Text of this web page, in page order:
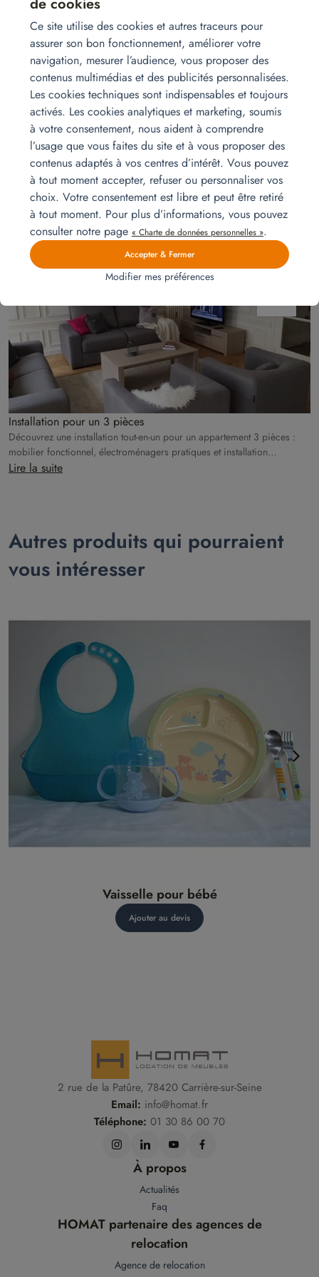
Installation pour un 4 pièces
Vivez l’essentiel dès votre arrivée : installation complète pour un
4 pièces par Homat, alliant confort, fonctionnalité et rapidité sans
compromis sur le style.
Lire la suite
Installation pour un 3 pièces
Découvrez une installation tout-en-un pour un appartement 3 pièces :
mobilier fonctionnel, électroménagers pratiques et installation
professionnelle pour un logement prêt à vivre.
Lire la suite
Autres produits qui pourraient
vous intéresser
Vaisselle pour bébé
Ajouter au devis
2 rue de la Patûre, 78420 Carrière-sur-Seine
Email: info@homat.fr
Téléphone: 01 30 86 00 70
À propos
Actualités
Faq
HOMAT partenaire des agences de
relocation
Agence de relocation
Ce site utilise des cookies et autres traceurs pour
assurer son bon fonctionnement, améliorer votre
navigation, mesurer l’audience, vous proposer des
contenus multimédias et des publicités personnalisées.
Les cookies techniques sont indispensables et toujours
activés. Les cookies analytiques et marketing, soumis
à votre consentement, nous aident à comprendre
l’usage que vous faites du site et à vous proposer des
contenus adaptés à vos centres d’intérêt. Vous pouvez
à tout moment accepter, refuser ou personnaliser vos
choix. Votre consentement est libre et peut être retiré
à tout moment. Pour plus d’informations, vous pouvez
consulter notre page « Charte de données personnelles ».
Accepter & Fermer
Modifier mes préférences